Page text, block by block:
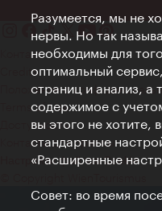
Контакт
Credits
Положение о
Terms of Use
Доступность
Контакты для прессы
Настройки файлов Cookie
Разумеется, мы не
нервы. Но так
необходимы для
оптимальный
страниц и анализ, а
содержимое с
вы этого не хотите,
стандартные
«Расширенные
Совет: во время